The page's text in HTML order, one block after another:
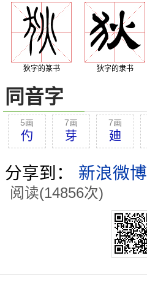
狄字的篆书 狄字的隶书
同音字
5画
仢
7画
芽
7画
廸
分享到： 新浪微博
阅读(14856次)